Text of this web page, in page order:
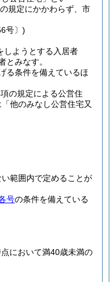
の規定にかかわらず、市
号〕)
しようとする入居者
とみなす。
る条件を備えているほ
の規定による公営住
他のみなし公営住宅又
範囲内で定めることが
号の条件を備えている
において満40歳未満の